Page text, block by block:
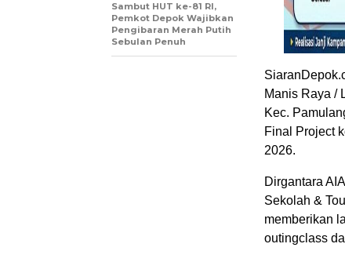
Manis Raya /
Kec.
Final Project
2026.
Dirgantara
Sekolah &
memberikan
outingclass
Sambut HUT ke-81 RI,
Pemkot Depok Wajibkan
Pengibaran Merah Putih
Sebulan Penuh